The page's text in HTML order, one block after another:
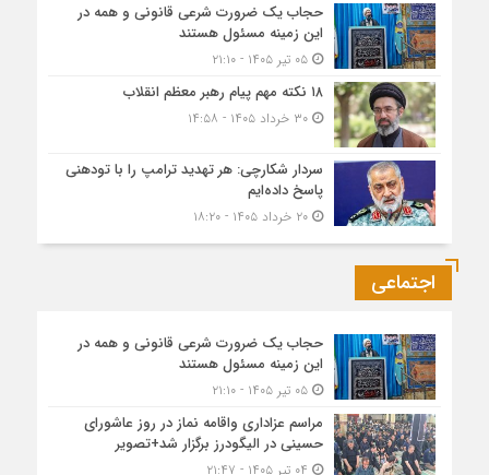
حجاب یک ضرورت شرعی قانونی و همه در
این زمینه مسئول هستند
۰۵ تیر ۱۴۰۵ - ۲۱:۱۰
۱۸ نکته مهم پیام رهبر معظم انقلاب
۳۰ خرداد ۱۴۰۵ - ۱۴:۵۸
سردار شکارچی: هر تهدید ترامپ را با تودهنی
پاسخ داده‌ایم
۲۰ خرداد ۱۴۰۵ - ۱۸:۲۰
اجتماعی
حجاب یک ضرورت شرعی قانونی و همه در
این زمینه مسئول هستند
۰۵ تیر ۱۴۰۵ - ۲۱:۱۰
مراسم عزاداری واقامه نماز در روز عاشورای
حسینی در الیگودرز برگزار شد+تصویر